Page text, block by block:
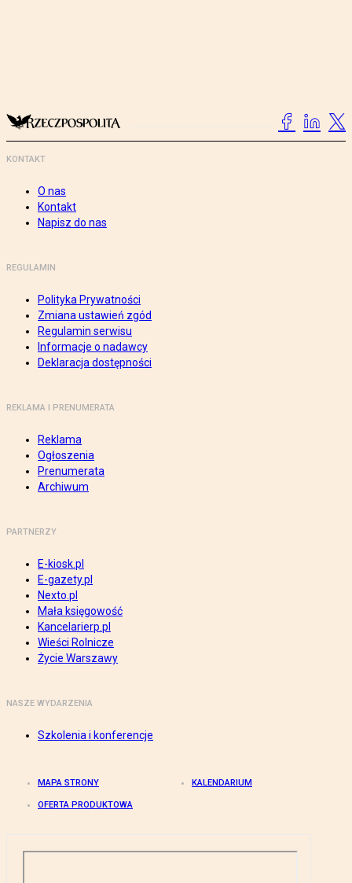
KONTAKT
O nas
Kontakt
Napisz do nas
REGULAMIN
Polityka Prywatności
Zmiana ustawień zgód
Regulamin serwisu
Informacje o nadawcy
Deklaracja dostępności
REKLAMA I PRENUMERATA
Reklama
Ogłoszenia
Prenumerata
Archiwum
PARTNERZY
E-kiosk.pl
E-gazety.pl
Nexto.pl
Mała księgowość
Kancelarierp.pl
Wieści Rolnicze
Życie Warszawy
NASZE WYDARZENIA
Szkolenia i konferencje
MAPA STRONY KALENDARIUM
OFERTA PRODUKTOWA